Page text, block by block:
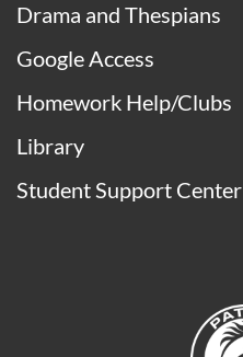
Drama and Thespians
Google Access
Homework Help/Clubs
Library
Student Support Center